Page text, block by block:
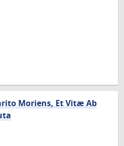
Moriens, Et Vitæ Ab